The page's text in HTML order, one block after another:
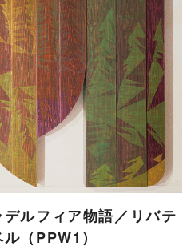
デルフィア物語／リバテ
（PPW1）